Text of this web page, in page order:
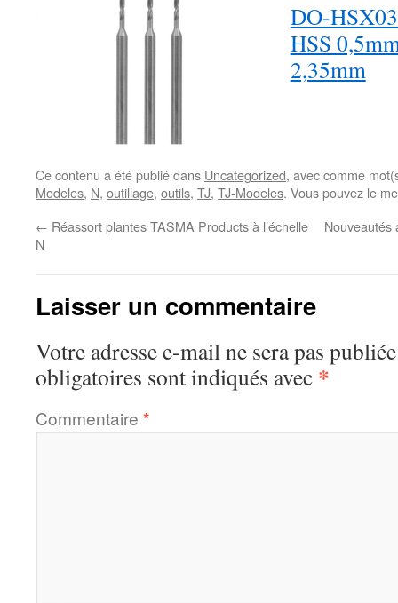
DO-
HSS
2,35mm
Ce contenu a été publié dans Uncategorized, avec comme
Modeles, N, outillage, outils, TJ, TJ-Modeles. Vous pouvez le
← Réassort plantes TASMA Products à l’échelle
N
Nouveautés
Laisser un commentaire
Votre adresse e-mail ne sera pas
obligatoires sont indiqués avec *
Commentaire *